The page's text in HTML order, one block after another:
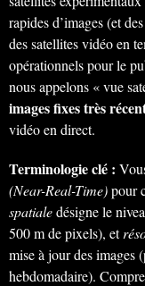
rapides d’images (et
des satellites vidéo en
opérationnels pour le
nous appelons « vue
images fixes très
vidéo en direct.
Terminologie clé :
(Near-Real-Time)pour
spatialedésigne le
500 m de pixels), et
mise à jour des images
hebdomadaire).